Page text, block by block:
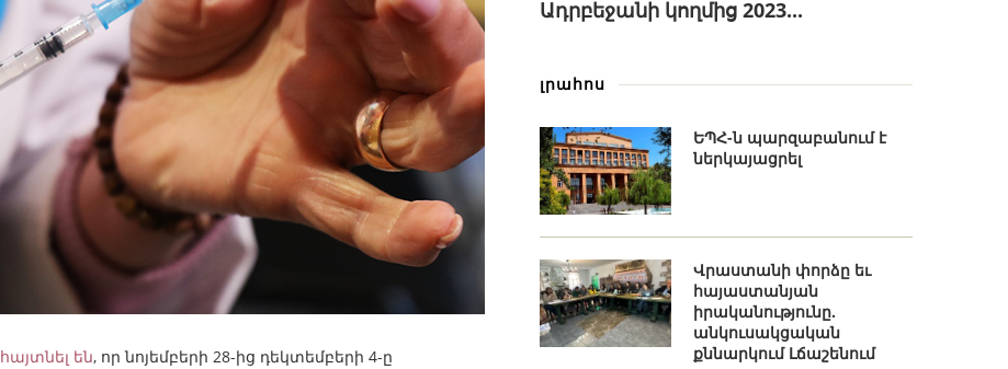
հայտնել են, որ նոյեմբերի 28-ից դեկտեմբերի 4-ը
Ադրբեջանի կողմից 2023...
լրահոս
ԵՊՀ-ն պարզաբանում է
ներկայացրել
Վրաստանի փորձը եւ
հայաստանյան
իրականությունը.
անկուսակցական
քննարկում Լճաշենում